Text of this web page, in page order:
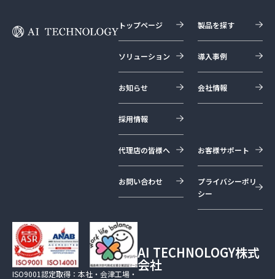
トップページ 製品を探す
ソリューション 導入事例
お知らせ 会社情報
採用情報
代理店の皆様へ お客様サポート
お問い合わせ
プライバシーポリ
シー
AI TECHNOLOGY株式
会社
ISO9001認定取得：本社・会津工場・